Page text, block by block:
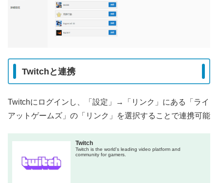
Twitchと連携
Twitchにログインし、「設定」→「リンク」にある「ライ
アットゲームズ」の「リンク」を選択することで連携可能
Twitch
Twitch is the world's leading video platform and
community for gamers.